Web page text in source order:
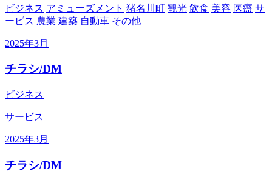
ビジネス アミューズメント 猪名川町 観光 飲食 美容 医療 サ
ービス 農業 建築 自動車 その他
2025年3月
チラシ/DM
ビジネス
サービス
2025年3月
チラシ/DM